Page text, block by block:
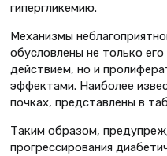
гипергликемию.
Механизмы
обусловлены не только
действием, но и
эффектами. Наиболее
почках, представлены в
Таким образом,
прогрессирования